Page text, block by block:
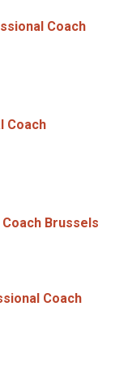
Coach
Coach
Brussels
Coach